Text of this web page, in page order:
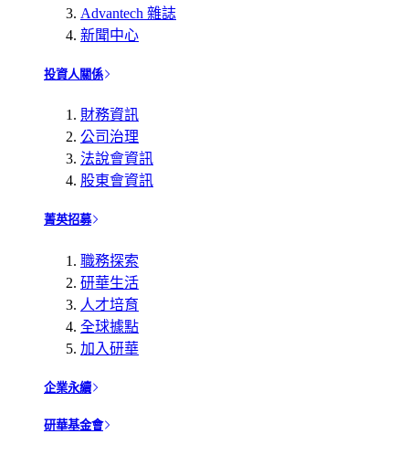
Advantech 雜誌
新聞中心
投資人關係
財務資訊
公司治理
法說會資訊
股東會資訊
菁英招募
職務探索
研華生活
人才培育
全球據點
加入研華
企業永續
研華基金會